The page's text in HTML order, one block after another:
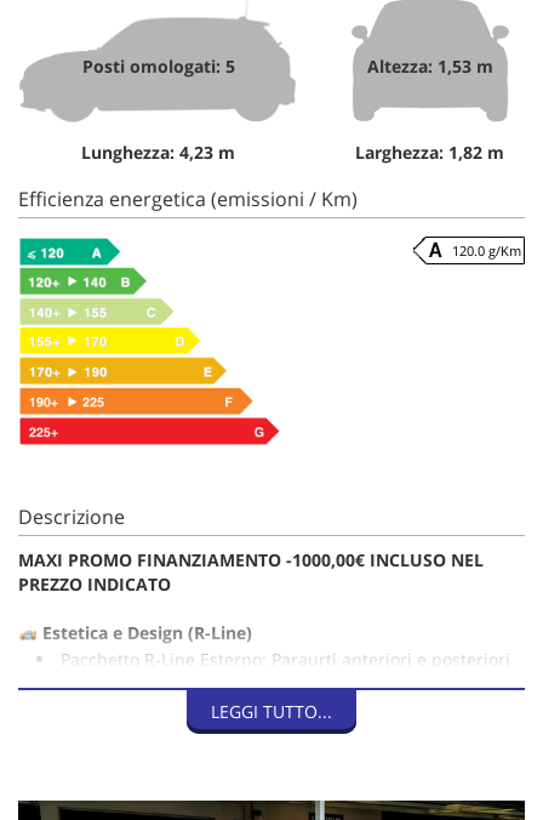
Posti omologati: 5
Lunghezza: 4,23 m
Altezza: 1,53 m
Larghezza: 1,82 m
Efficienza energetica (emissioni / Km)
120.0 g/Km
Descrizione
MAXI PROMO FINANZIAMENTO -1000,00€ INCLUSO NEL
PREZZO INDICATO
Estetica e Design (R-Line)
Pacchetto R-Line Esterno: Paraurti anteriori e posteriori
dal design sportivo, minigonne in tinta e loghi R-Line sulla
griglia e sulle fiancate.
Gruppi ottici posteriori a LED
LEGGI TUTTO...